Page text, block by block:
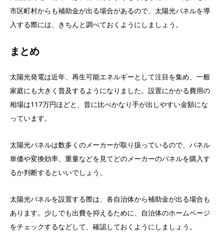
市区町村からも補助金が出る場合があるので、太陽光パネルを導
入する際には、きちんと調べておくようにしましょう。
まとめ
太陽光発電は近年、再生可能エネルギーとして注目を集め、一般
家庭にも大きく普及するようになりました。設置にかかる費用の
相場は117万円ほどと、昔に比べかなり手が出しやすい金額にな
っています。
太陽光パネルは数多くのメーカーが取り扱っているので、パネル
単価や変換効率、重量などを見てどのメーカーのパネルを購入す
るか判断するといいでしょう。
太陽光パネルを設置する際は、各自治体から補助金が出る場合も
あります。少しでも出費を抑えるために、自治体のホームページ
をチェックするなどして、確認しておくようにしましょう。